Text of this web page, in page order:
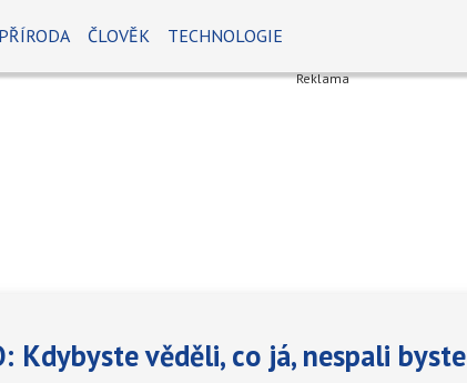
PŘÍRODA ČLOVĚK TECHNOLOGIE
Kdybyste věděli, co já, nespali byste